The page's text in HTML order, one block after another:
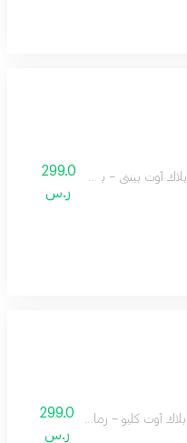
بلاك أوت بينتي – بني (bla104)
299.0
ر.س
بلاك أوت كليو – رمادي (bla106)299.0
ر.س